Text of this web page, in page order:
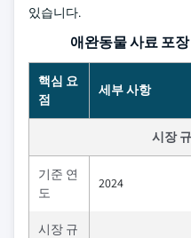
있습니다.
애완동물 사료 포
핵심 요
점
세부 사항
시장
기준 연
도
2024
시장 규